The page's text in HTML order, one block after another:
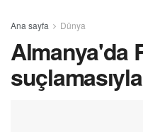
Ana sayfa Dünya
Almanya'da